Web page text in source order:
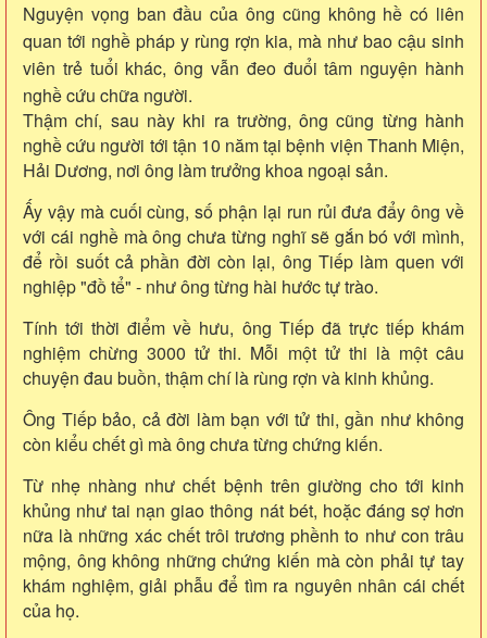
Nguyện vọng ban đầu của ông cũng không hề có liên
quan tới nghề pháp y rùng rợn kia, mà như bao cậu sinh
viên trẻ tuổi khác, ông vẫn đeo đuổi tâm nguyện hành
nghề cứu chữa người.
Thậm chí, sau này khi ra trường, ông cũng từng hành
nghề cứu người tới tận 10 năm tại bệnh viện Thanh Miện,
Hải Dương, nơi ông làm trưởng khoa ngoại sản.
Ấy vậy mà cuối cùng, số phận lại run rủi đưa đẩy ông về
với cái nghề mà ông chưa từng nghĩ sẽ gắn bó với mình,
để rồi suốt cả phần đời còn lại, ông Tiếp làm quen với
nghiệp "đồ tể" - như ông từng hài hước tự trào.
Tính tới thời điểm về hưu, ông Tiếp đã trực tiếp khám
nghiệm chừng 3000 tử thi. Mỗi một tử thi là một câu
chuyện đau buồn, thậm chí là rùng rợn và kinh khủng.
Ông Tiếp bảo, cả đời làm bạn với tử thi, gần như không
còn kiểu chết gì mà ông chưa từng chứng kiến.
Từ nhẹ nhàng như chết bệnh trên giường cho tới kinh
khủng như tai nạn giao thông nát bét, hoặc đáng sợ hơn
nữa là những xác chết trôi trương phềnh to như con trâu
mộng, ông không những chứng kiến mà còn phải tự tay
khám nghiệm, giải phẫu để tìm ra nguyên nhân cái chết
của họ.